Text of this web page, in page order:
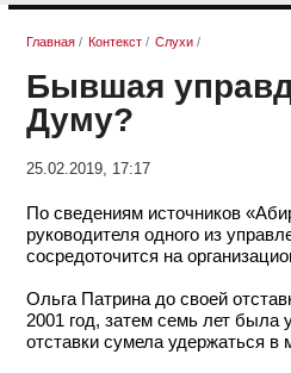
Главная / Контекст / Слухи /
Бывшая
Думу?
25.02.2019, 17:17
По сведениям источников
руководителя одного из
сосредоточится на
Ольга Патрина до своей
2001 год, затем семь лет
отставки сумела удержаться в